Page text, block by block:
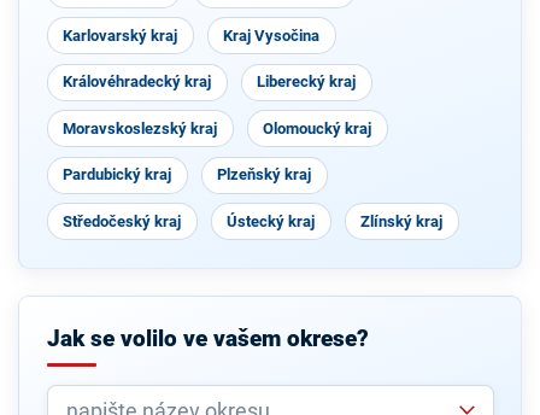
Karlovarský kraj Kraj Vysočina
Královéhradecký kraj Liberecký kraj
Moravskoslezský kraj Olomoucký kraj
Pardubický kraj Plzeňský kraj
Středočeský kraj Ústecký kraj Zlínský kraj
Jak se volilo ve vašem okrese?